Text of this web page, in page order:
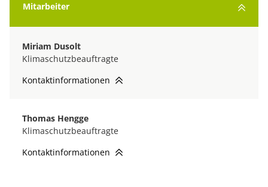
Mitarbeiter
Miriam Dusolt
Klimaschutzbeauftragte
Kontaktinformationen
Thomas Hengge
Klimaschutzbeauftragte
Kontaktinformationen